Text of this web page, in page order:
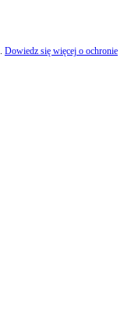
Dowiedz się więcej o ochronie